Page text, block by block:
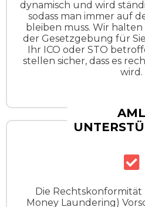
dynamisch und wird
sodass man immer auf
bleiben muss. Wir
der Gesetzgebung für
Ihr ICO oder STO
stellen sicher, dass es
wird.
AML
Die Rechtskonformität
Money Laundering)